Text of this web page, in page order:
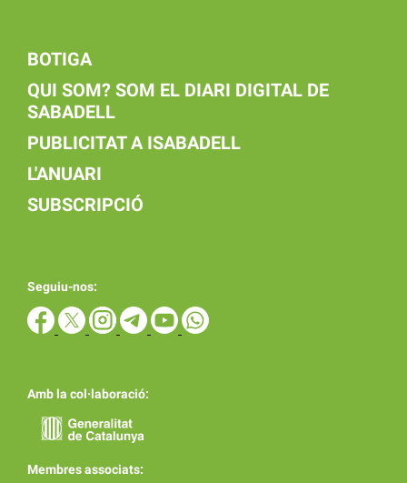
BOTIGA
QUI SOM? SOM EL DIARI DIGITAL DE
SABADELL
PUBLICITAT A ISABADELL
L'ANUARI
SUBSCRIPCIÓ
Seguiu-nos:
Amb la col·laboració:
Membres associats: